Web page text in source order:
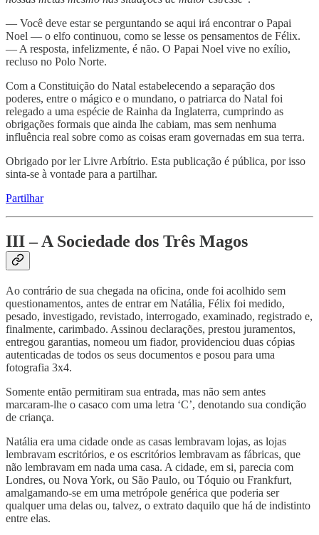
— Você deve estar se perguntando se aqui irá encontrar o Papai
Noel — o elfo continuou, como se lesse os pensamentos de Félix.
— A resposta, infelizmente, é não. O Papai Noel vive no exílio,
recluso no Polo Norte.
Com a Constituição do Natal estabelecendo a separação dos
poderes, entre o mágico e o mundano, o patriarca do Natal foi
relegado a uma espécie de Rainha da Inglaterra, cumprindo as
obrigações formais que ainda lhe cabiam, mas sem nenhuma
influência real sobre como as coisas eram governadas em sua terra.
Obrigado por ler Livre Arbítrio. Esta publicação é pública, por isso
sinta-se à vontade para a partilhar.
Partilhar
III – A Sociedade dos Três Magos
Ao contrário de sua chegada na oficina, onde foi acolhido sem
questionamentos, antes de entrar em Natália, Félix foi medido,
pesado, investigado, revistado, interrogado, examinado, registrado e,
finalmente, carimbado. Assinou declarações, prestou juramentos,
entregou garantias, nomeou um fiador, providenciou duas cópias
autenticadas de todos os seus documentos e posou para uma
fotografia 3x4.
Somente então permitiram sua entrada, mas não sem antes
marcaram-lhe o casaco com uma letra ‘C’, denotando sua condição
de criança.
Natália era uma cidade onde as casas lembravam lojas, as lojas
lembravam escritórios, e os escritórios lembravam as fábricas, que
não lembravam em nada uma casa. A cidade, em si, parecia com
Londres, ou Nova York, ou São Paulo, ou Tóquio ou Frankfurt,
amalgamando-se em uma metrópole genérica que poderia ser
qualquer uma delas ou, talvez, o extrato daquilo que há de indistinto
entre elas.